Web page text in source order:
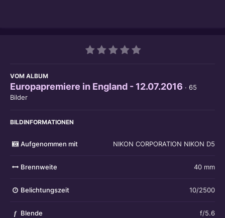
VOM ALBUM
Europapremiere in England - 12.07.2016 · 65
Bilder
BILDINFORMATIONEN
Aufgenommen mit NIKON CORPORATION NIKON D5
Brennweite 40 mm
Belichtungszeit 10/2500
f Blende f/5.6